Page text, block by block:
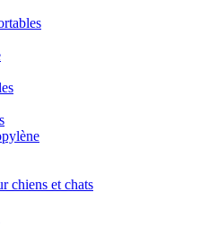
chiens et chats